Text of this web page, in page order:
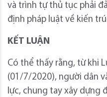
và trình tự thủ tục phải
định pháp luật về kiến
KẾT LUẬN
Có thể thấy rằng, từ khi
(01/7/2020), người dân
lực, chung tay xây dựng